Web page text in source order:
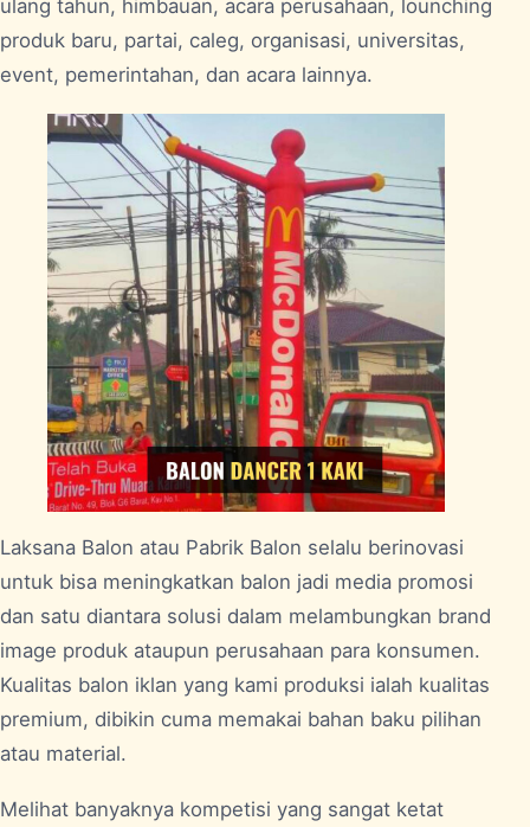
ulang tahun, himbauan, acara perusahaan, lounching
produk baru, partai, caleg, organisasi, universitas,
event, pemerintahan, dan acara lainnya.
Laksana Balon atau Pabrik Balon selalu berinovasi
untuk bisa meningkatkan balon jadi media promosi
dan satu diantara solusi dalam melambungkan brand
image produk ataupun perusahaan para konsumen.
Kualitas balon iklan yang kami produksi ialah kualitas
premium, dibikin cuma memakai bahan baku pilihan
atau material.
Melihat banyaknya kompetisi yang sangat ketat